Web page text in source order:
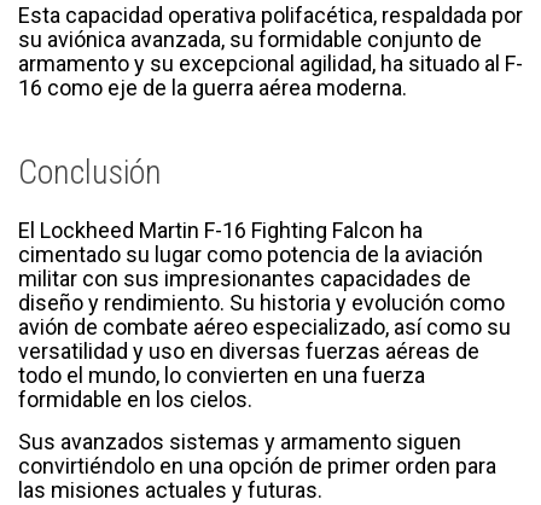
Esta capacidad operativa polifacética, respaldada por
su aviónica avanzada, su formidable conjunto de
armamento y su excepcional agilidad, ha situado al F-
16 como eje de la guerra aérea moderna.
Conclusión
El Lockheed Martin F-16 Fighting Falcon ha
cimentado su lugar como potencia de la aviación
militar con sus impresionantes capacidades de
diseño y rendimiento. Su historia y evolución como
avión de combate aéreo especializado, así como su
versatilidad y uso en diversas fuerzas aéreas de
todo el mundo, lo convierten en una fuerza
formidable en los cielos.
Sus avanzados sistemas y armamento siguen
convirtiéndolo en una opción de primer orden para
las misiones actuales y futuras.